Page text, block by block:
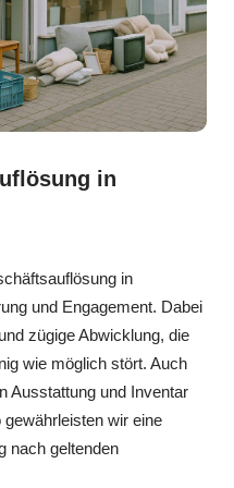
in
in
und Engagement. Dabei
zügige Abwicklung, die
wie möglich stört. Auch
Ausstattung und Inventar
wir eine
nach geltenden